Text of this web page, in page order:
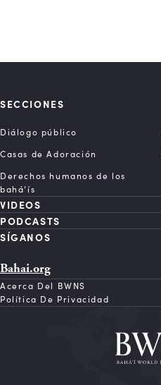
SECCIONES
Diálogo público
Casas de Adoración
Derechos humanos de los
bahá’ís
VIDEOS
PODCASTS
SÍGANOS
Bahai.org
Acerca Del BWNS
Política De Privacidad